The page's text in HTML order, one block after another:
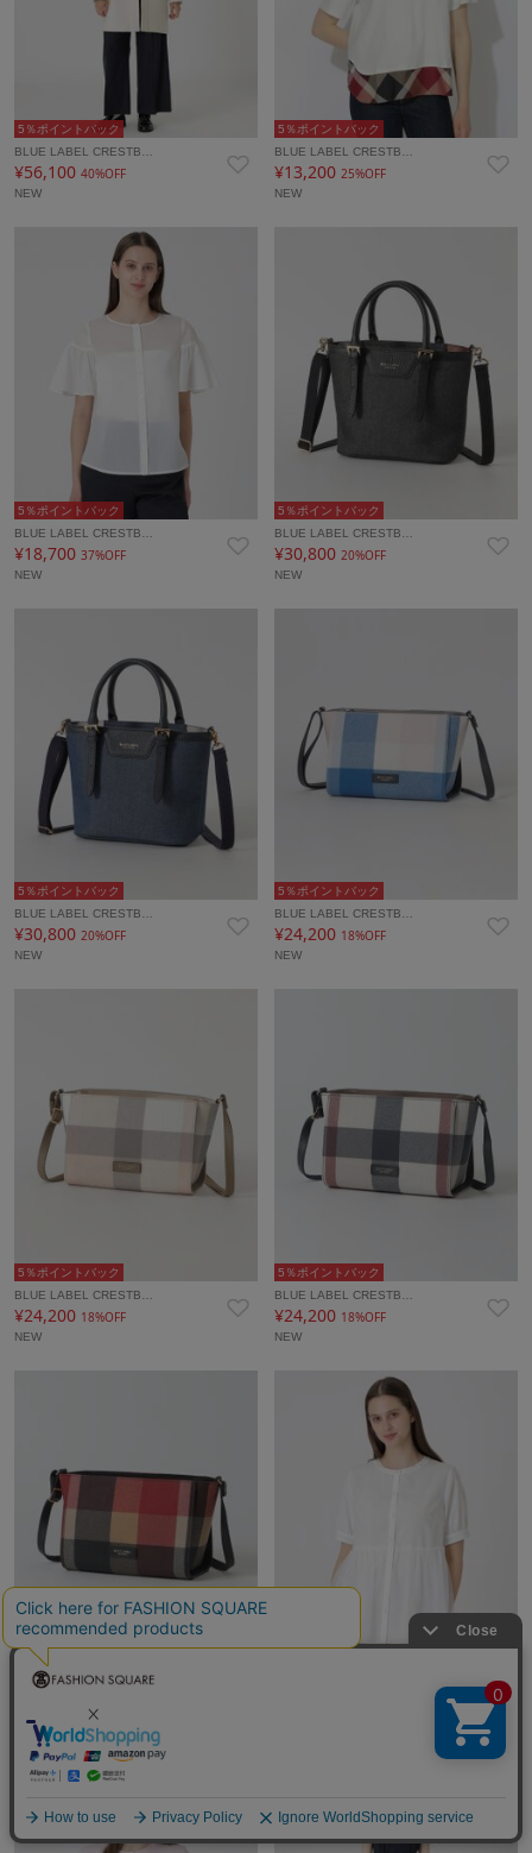
5％ポイントバック
BLUE LABEL CRESTB…
¥56,100 40%OFF
NEW
5％ポイントバック
BLUE LABEL CRESTB…
¥13,20025%OFF
NEW
5％ポイントバック
BLUE LABEL CRESTB…
¥18,700 37%OFF
NEW
5％ポイントバック
BLUE LABEL CRESTB…
¥30,800 20%OFF
NEW
5％ポイントバック
BLUE LABEL CRESTB…
¥30,800 20%OFF
NEW
5％ポイントバック
BLUE LABEL CRESTB…
¥24,200 18%OFF
NEW
5％ポイントバック
BLUE LABEL CRESTB…
¥24,200 18%OFF
NEW
5％ポイントバック
BLUE LABEL CRESTB…
¥24,200 18%OFF
NEW
5％ポイントバック
BLUE LABEL CRESTB…
¥24,200
NEW